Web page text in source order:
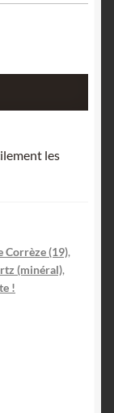
les
Corrèze (19),
(minéral),
!